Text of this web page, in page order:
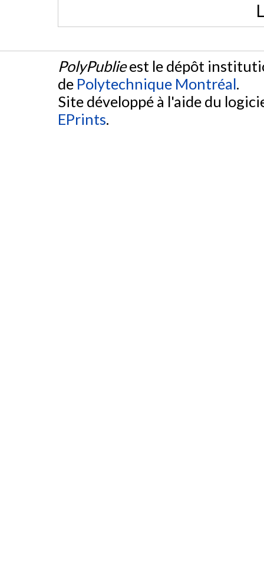
PolyPublieest le dépôt
de Polytechnique Montréal.
Site développé à l'aide du
EPrints.